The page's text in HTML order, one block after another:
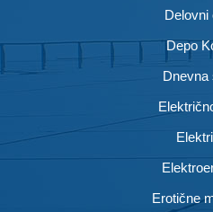
Delovni
Depo
Dnevna
Erotične